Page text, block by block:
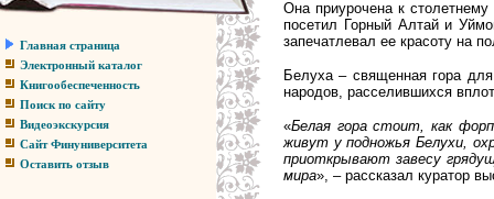
Главная страница
Электронный каталог
Книгообеспеченность
Поиск по сайту
Видеоэкскурсия
Сайт Финуниверситета
Оставить отзыв
Она приурочена к
посетил Горный Алтай и
запечатлевал ее красоту на
Белуха – священная гора
народов, расселившихся
«Белая гора стоит, как
живут у подножья Белухи,
приоткрывают завесу
мира», – рассказал куратор